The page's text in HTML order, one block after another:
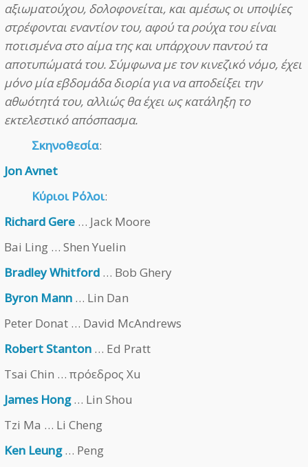
αξιωματούχου, δολοφονείται, και αμέσως οι υποψίες
στρέφονται εναντίον του, αφού τα ρούχα του είναι
ποτισμένα στο αίμα της και υπάρχουν παντού τα
αποτυπώματά του. Σύμφωνα με τον κινεζικό νόμο, έχει
μόνο μία εβδομάδα διορία για να αποδείξει την
αθωότητά του, αλλιώς θα έχει ως κατάληξη το
εκτελεστικό απόσπασμα.
Σκηνοθεσία:
Jon Avnet
Κύριοι Ρόλοι:
Richard Gere … Jack Moore
Bai Ling … Shen Yuelin
Bradley Whitford … Bob Ghery
Byron Mann … Lin Dan
Peter Donat … David McAndrews
Robert Stanton … Ed Pratt
Tsai Chin … πρόεδρος Xu
James Hong… Lin Shou
Tzi Ma … Li Cheng
Ken Leung… Peng